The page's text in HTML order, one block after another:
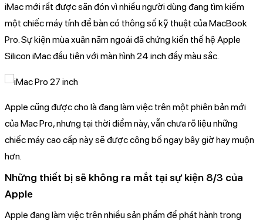
iMac mới rất được săn đón vì nhiều người dùng đang tìm kiếm
một chiếc máy tính để bàn có thông số kỹ thuật của MacBook
Pro. Sự kiện mùa xuân năm ngoái đã chứng kiến ​​thế hệ Apple
Silicon iMac đầu tiên với màn hình 24 inch đầy màu sắc.
Apple cũng được cho là đang làm việc trên một phiên bản mới
của Mac Pro, nhưng tại thời điểm này, vẫn chưa rõ liệu những
chiếc máy cao cấp này sẽ được công bố ngay bây giờ hay muộn
hơn.
Những thiết bị sẽ không ra mắt tại sự kiện 8/3 của
Apple
Apple đang làm việc trên nhiều sản phẩm để phát hành trong